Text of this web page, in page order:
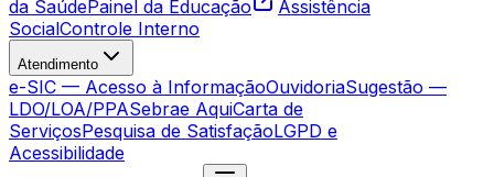
da SaúdePainel da Educação
Assistência
SocialControle Interno
Atendimento
e-SIC — Acesso à InformaçãoOuvidoriaSugestão —
LDO/LOA/PPASebrae AquiCarta de
ServiçosPesquisa de SatisfaçãoLGPD e
Acessibilidade